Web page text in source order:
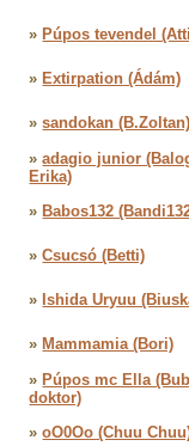
» Púpos tevendel
» Extirpation (Ádám)
»sandokan
»adagio junior
Erika)
» Babos132
»Csucsó (Betti)
» Ishida Uryuu
» Mammamia (Bori)
» Púpos mc Ella
doktor)
»oO0Oo (Chuu